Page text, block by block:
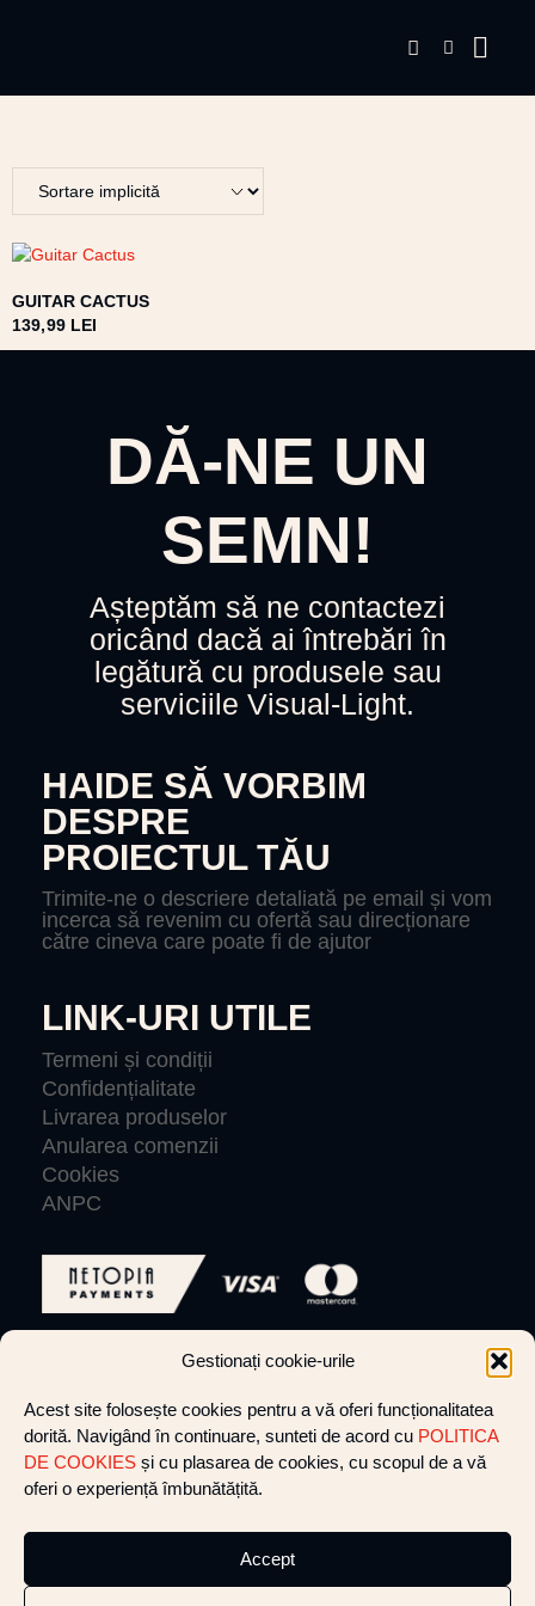
Gestionați cookie-urile
Acest site folosește cookies pentru a vă oferi funcționalitatea
dorită. Navigând în continuare, sunteti de acord cu POLITICA
DE COOKIES și cu plasarea de cookies, cu scopul de a vă
oferi o experiență îmbunătățită.
Accept
GUITAR CACTUS
139,99 LEI
DĂ-NE UN
SEMN!
Așteptăm să ne contactezi
oricând dacă ai întrebări în
legătură cu produsele sau
serviciile Visual-Light.
HAIDE SĂ VORBIM
DESPRE
PROIECTUL TĂU
Trimite-ne o descriere detaliată pe email și vom
incerca să revenim cu ofertă sau direcționare
către cineva care poate fi de ajutor
LINK-URI UTILE
Termeni și condiții
Confidențialitate
Livrarea produselor
Anularea comenzii
Cookies
ANPC
© VLIGHTCREW 2026 Toate drepturile rezervate.
Website by cultatum
+40 752 281 412
shine@vlight-crew.com